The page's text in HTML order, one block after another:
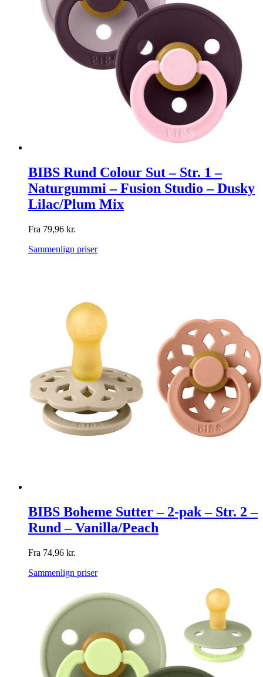
BIBS Rund Colour Sut – Str. 1 –
Naturgummi – Fusion Studio – Dusky
Lilac/Plum Mix
Fra 79,96 kr.
Sammenlign priser
BIBS Boheme Sutter – 2-pak – Str. 2 –
Rund – Vanilla/Peach
Fra 74,96 kr.
Sammenlign priser